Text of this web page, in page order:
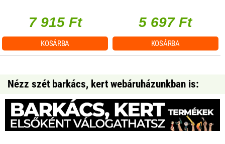
7 915 Ft
KOSÁRBA
5 697 Ft
KOSÁRBA
Nézz szét barkács, kert webáruházunkban is: